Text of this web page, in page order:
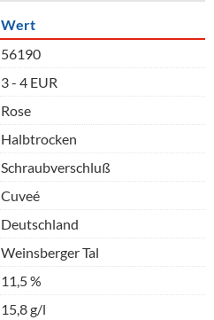
Wert
56190
3 - 4 EUR
Rose
Halbtrocken
Schraubverschluß
Cuveé
Deutschland
Weinsberger Tal
11,5 %
15,8 g/l